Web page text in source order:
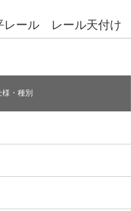
レール レール天付け
様・種別